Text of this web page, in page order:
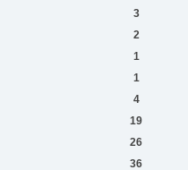
3
2
1
1
4
19
26
36